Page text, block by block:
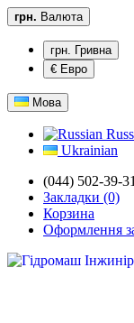
грн. Валюта
грн. Гривна
€ Евро
Мова
Ukrainian
(044) 502-39-
Закладки (0)
Корзина
Оформлення